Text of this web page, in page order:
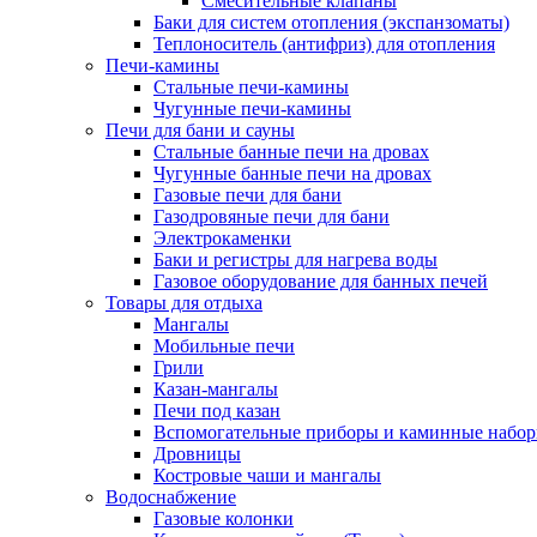
Баки для систем отопления (экспанзоматы)
Теплоноситель (антифриз) для отопления
Печи-камины
Стальные печи-камины
Чугунные печи-камины
Печи для бани и сауны
Стальные банные печи на дровах
Чугунные банные печи на дровах
Газовые печи для бани
Газодровяные печи для бани
Электрокаменки
Баки и регистры для нагрева воды
Газовое оборудование для банных печей
Товары для отдыха
Мангалы
Мобильные печи
Грили
Казан-мангалы
Печи под казан
Вспомогательные приборы и каминные
Дровницы
Костровые чаши и мангалы
Водоснабжение
Газовые колонки